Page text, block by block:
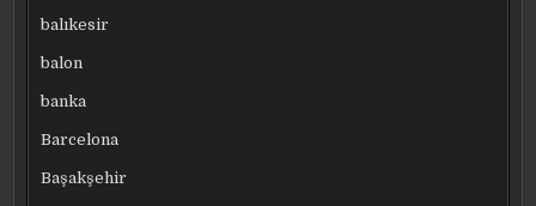
balıkesir
balon
banka
Barcelona
Başakşehir